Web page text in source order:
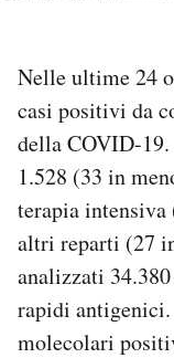
I MIEI PREFERITI
SHOP
CALENDARIO
AREA
Nelle ultime 24
casi positivi da
della COVID-
1.528 (33 in
terapia
altri reparti (27
analizzati
rapidi
molecolari